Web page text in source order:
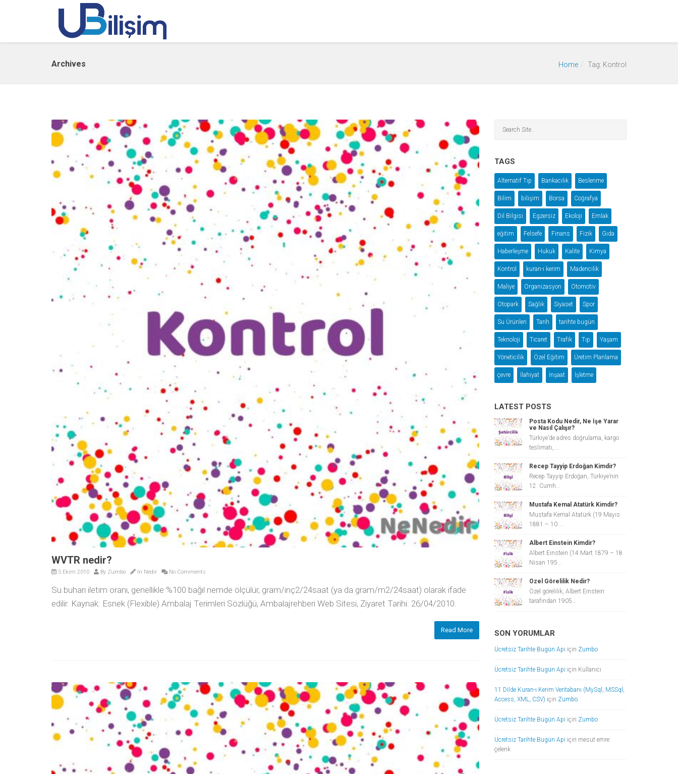
Archives Home Tag: Kontrol
WVTR nedir?
5 Ekim 2010 By Zumbo In Nedir No Comments
Su buharı iletim oranı, genellikle %100 bağıl nemde ölçülür, gram/inç2/24saat (ya da gram/m2/24saat) olarak ifade
edilir. Kaynak: Esnek (Flexible) Ambalaj Terimleri Sözlüğü, Ambalajrehberi Web Sitesi, Ziyaret Tarihi: 26/04/2010.
Read More
TAGS
Alternatif Tıp Bankacılık Beslenme
Bilim bilişim Borsa Coğrafya
Dil Bilgisi Egzersiz Ekoloji Emlak
eğitim Felsefe Finans Fizik Gıda
Haberleşme Hukuk Kalite Kimya
Kontrol kuran-ı kerim Madencilik
Maliye Organizasyon Otomotiv
Otopark Sağlık Siyaset Spor
Su Ürünleri Tarih tarihte bugün
Teknoloji Ticaret Trafik Tıp Yaşam
Yöneticilik Özel Eğitim Üretim Planlama
çevre İlahiyat İnşaat İşletme
LATEST POSTS
Posta Kodu Nedir, Ne İşe Yarar
ve Nasıl Çalışır?
Türkiye’de adres doğrulama, kargo
teslimatı, ...
Recep Tayyip Erdoğan Kimdir?
Recep Tayyip Erdoğan, Türkiye’nin
12. Cumh...
Mustafa Kemal Atatürk Kimdir?
Mustafa Kemal Atatürk (19 Mayıs
1881 – 10 ...
Albert Einstein Kimdir?
Albert Einstein (14 Mart 1879 – 18
Nisan 195...
Özel Görelilik Nedir?
Özel görelilik, Albert Einstein
tarafından 1905...
SON YORUMLAR
Ücretsiz Tarihte Bugün Api için Zumbo
Ücretsiz Tarihte Bugün Api için Kullanıcı
11 Dilde Kuran-ı Kerim Veritabanı (MySql, MSSql,
Access, XML, CSV) için Zumbo
Ücretsiz Tarihte Bugün Api için Zumbo
Ücretsiz Tarihte Bugün Api için mesut emre
çelenk